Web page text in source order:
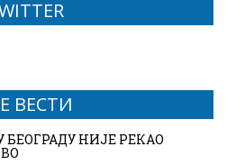
ВЕСТИ
БЕОГРАДУ НИЈЕ РЕКАО